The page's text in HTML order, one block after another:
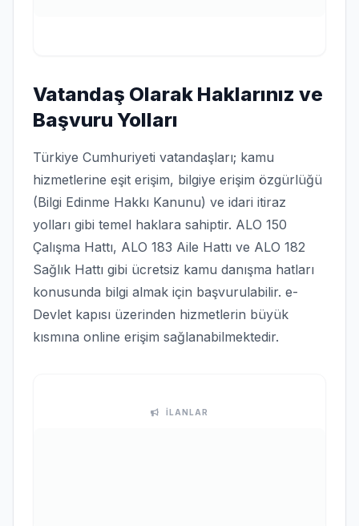
Vatandaş Olarak Haklarınız ve
Başvuru Yolları
Türkiye Cumhuriyeti vatandaşları; kamu
hizmetlerine eşit erişim, bilgiye erişim özgürlüğü
(Bilgi Edinme Hakkı Kanunu) ve idari itiraz
yolları gibi temel haklara sahiptir. ALO 150
Çalışma Hattı, ALO 183 Aile Hattı ve ALO 182
Sağlık Hattı gibi ücretsiz kamu danışma hatları
konusunda bilgi almak için başvurulabilir. e-
Devlet kapısı üzerinden hizmetlerin büyük
kısmına online erişim sağlanabilmektedir.
İLANLAR